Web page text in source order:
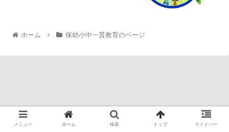
ホーム 保幼小中一貫教育のページ
メニュー ホーム 検索 トップ サイドバー